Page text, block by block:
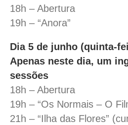
18h – Abertura
19h – “Anora”
Dia 5 de junho (quinta-
Apenas neste dia, um
sessões
18h – Abertura
19h – “Os Normais – O
21h – “Ilha das Flores”